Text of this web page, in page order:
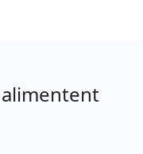
spectacles et de culture